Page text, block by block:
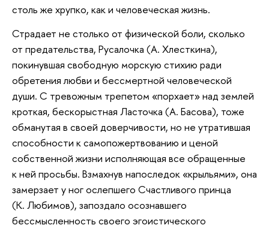
столь же хрупко, как и человеческая жизнь.
Страдает не столько от физической боли, сколько
от предательства, Русалочка (А. Хлесткина),
покинувшая свободную морскую стихию ради
обретения любви и бессмертной человеческой
души. С тревожным трепетом «порхает» над землей
кроткая, бескорыстная Ласточка (А. Басова), тоже
обманутая в своей доверчивости, но не утратившая
способности к самопожертвованию и ценой
собственной жизни исполняющая все обращенные
к ней просьбы. Взмахнув напоследок «крыльями», она
замерзает у ног ослепшего Счастливого принца
(К. Любимов), запоздало осознавшего
бессмысленность своего эгоистического